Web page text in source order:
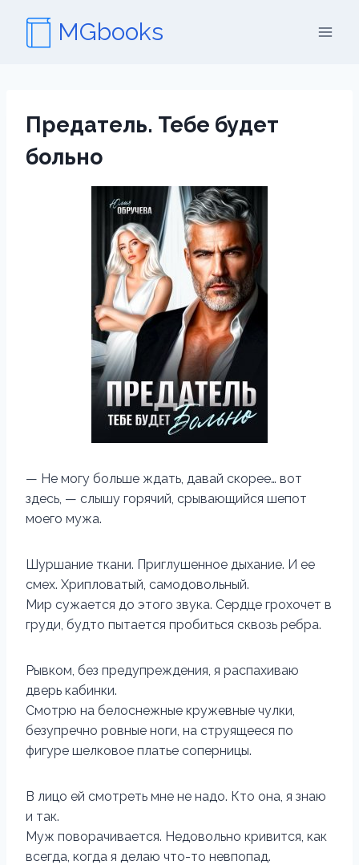
содержимому
MGbooks
Предатель. Тебе будет
больно
— Не могу больше ждать, давай скорее… вот
здесь, — слышу горячий, срывающийся шепот
моего мужа.
Шуршание ткани. Приглушенное дыхание. И ее
смех. Хрипловатый, самодовольный.
Мир сужается до этого звука. Сердце грохочет в
груди, будто пытается пробиться сквозь ребра.
Рывком, без предупреждения, я распахиваю
дверь кабинки.
Смотрю на белоснежные кружевные чулки,
безупречно ровные ноги, на струящееся по
фигуре шелковое платье соперницы.
В лицо ей смотреть мне не надо. Кто она, я знаю
и так.
Муж поворачивается. Недовольно кривится, как
всегда, когда я делаю что-то невпопад.